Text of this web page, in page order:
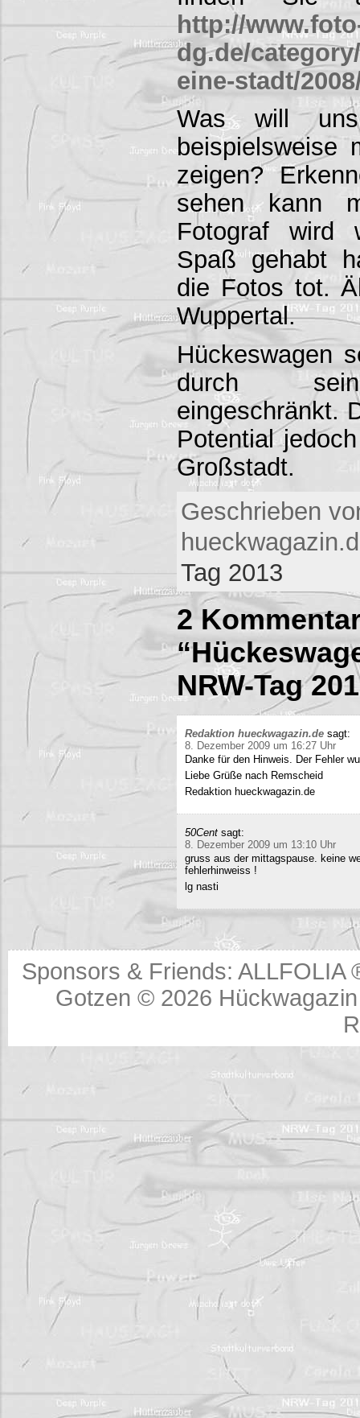
http://
dg.de/
eine-stadt/
Was will
beispielsweise
zeigen?
sehen kann
Fotograf wird
Spaß gehabt
die Fotos tot.
Wuppertal.
Hückeswagen
durch
eingeschränkt.
Potential
Großstadt.
Geschrieben
Tag 2013
2
NRW-Tag
Redaktion hueckwagazin.de sagt:
8. Dezember 2009 um 16:27 Uhr
Danke für den Hinweis. Der Fehler
Liebe Grüße nach Remscheid
Redaktion hueckwagazin.de
50Cent sagt:
8. Dezember 2009 um 13:10 Uhr
gruss aus der mittagspause. keine
fehlerhinweiss !
lg nasti
Sponsors & Friends:ALLFOLIA
Gotzen © 2026